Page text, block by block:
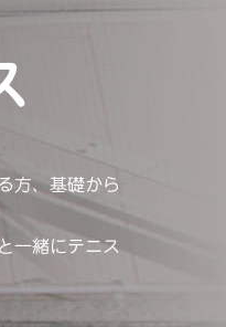
方、基礎から
一緒にテニス